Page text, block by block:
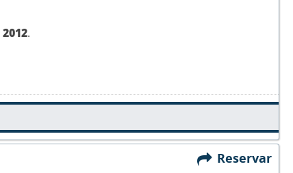
2012.
Reservar